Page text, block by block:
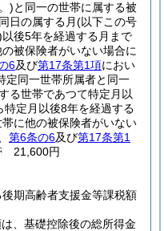
)と同一の世帯に属する被
日の属する月(以下この号
以後5年を経過する月まで
被保険者がいない場合に
6及び第17条第1項におい
定同一世帯所属者と同一
る世帯であつて特定月以
定月以後8年を経過する
に他の被保険者がいない
第6条の6及び第17条第1
21,600円
期高齢者支援金等課税額
、基礎控除後の総所得金